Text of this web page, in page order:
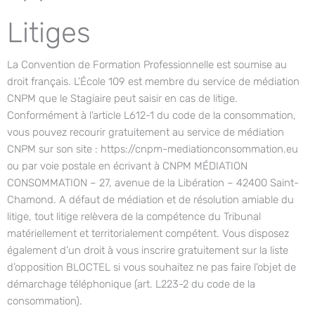
Litiges
La Convention de Formation Professionnelle est soumise au
droit français. L’École 109 est membre du service de médiation
CNPM que le Stagiaire peut saisir en cas de litige.
Conformément à l’article L612-1 du code de la consommation,
vous pouvez recourir gratuitement au service de médiation
CNPM sur son site : https://cnpm-mediationconsommation.eu
ou par voie postale en écrivant à CNPM MÉDIATION
CONSOMMATION – 27, avenue de la Libération – 42400 Saint-
Chamond. A défaut de médiation et de résolution amiable du
litige, tout litige relèvera de la compétence du Tribunal
matériellement et territorialement compétent. Vous disposez
également d’un droit à vous inscrire gratuitement sur la liste
d’opposition BLOCTEL si vous souhaitez ne pas faire l’objet de
démarchage téléphonique (art. L223-2 du code de la
consommation).